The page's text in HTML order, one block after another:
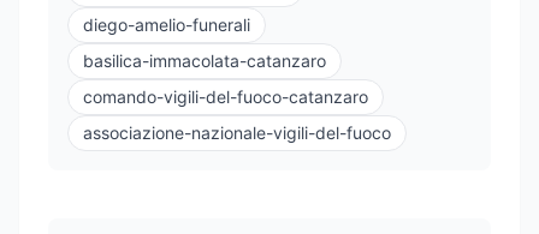
diego-amelio-funerali
basilica-immacolata-catanzaro
comando-vigili-del-fuoco-catanzaro
associazione-nazionale-vigili-del-fuoco